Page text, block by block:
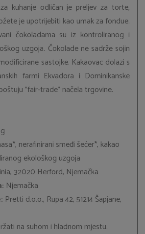
kuhanje odličan je preljev za torte,
je upotrijebiti kao umak za fondue.
čokoladama su iz kontroliranog i
uzgoja. Čokolade ne sadrže sojin
sastojke. Kakaovac dolazi s
farmi Ekvadora i Dominikanske
"fair-trade” načela trgovine.
nerafinirani smeđi šećer*, kakao
ekološkog uzgoja
32020 Herford, Njemačka
Njemačka
Pretti d.o.o., Rupa 42, 51214 Šapjane,
na suhom i hladnom mjestu.